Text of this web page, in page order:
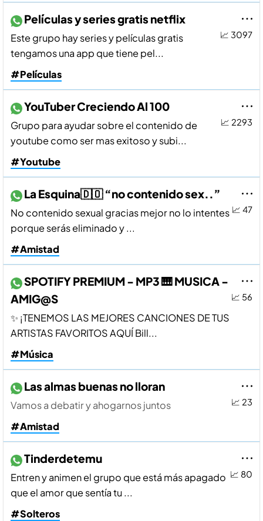
📈 3097
Pelí­culas y series gratis netflix
Este grupo hay series y pelí­culas gratis
tengamos una app que tiene pel...
#Películas
📈 2293
YouTuber Creciendo Al 100
Grupo para ayudar sobre el contenido de
youtube como ser mas exitoso y subi...
#Youtube
📈 47
La Esquina🇩🇴 “no contenido sex..”
No contenido sexual gracias mejor no lo intentes
porque serás eliminado y ...
#Amistad
📈 56
SPOTIFY PREMIUM - MP3 🎹​ MUSICA -
AMIG@S
✨​ ¡TENEMOS LAS MEJORES CANCIONES DE TUS
ARTISTAS FAVORITOS AQUÍ Bill...
#Música
📈 23
Las almas buenas no lloran
Vamos a debatir y ahogarnos juntos
#Amistad
📈 80
Tinderdetemu
Entren y animen el grupo que está más apagado
que el amor que sentía tu ...
#Solteros